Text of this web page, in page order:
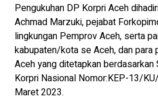
Pengukuhan DP Korpri Aceh
Achmad Marzuki, pejabat
lingkungan Pemprov Aceh, serta
kabupaten/kota se Aceh, dan para
Aceh yang ditetapkan
Korpri Nasional Nomor:KEP-13/
Maret 2023.